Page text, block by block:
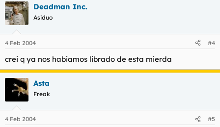
Deadman Inc.
Asiduo
4 Feb 2004 #4
crei q ya nos habiamos librado de esta mierda
Asta
Freak
4 Feb 2004 #5